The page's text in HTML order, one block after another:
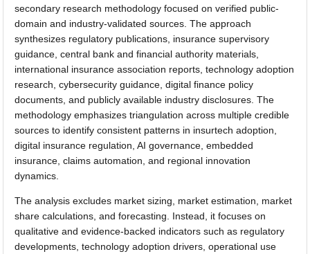
secondary research methodology focused on verified public-
domain and industry-validated sources. The approach
synthesizes regulatory publications, insurance supervisory
guidance, central bank and financial authority materials,
international insurance association reports, technology adoption
research, cybersecurity guidance, digital finance policy
documents, and publicly available industry disclosures. The
methodology emphasizes triangulation across multiple credible
sources to identify consistent patterns in insurtech adoption,
digital insurance regulation, AI governance, embedded
insurance, claims automation, and regional innovation
dynamics.
The analysis excludes market sizing, market estimation, market
share calculations, and forecasting. Instead, it focuses on
qualitative and evidence-backed indicators such as regulatory
developments, technology adoption drivers, operational use